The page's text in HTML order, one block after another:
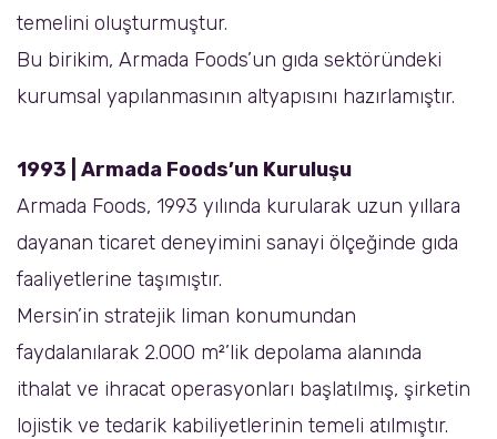
temelini oluşturmuştur.
Bu birikim, Armada Foods’un gıda sektöründeki
kurumsal yapılanmasının altyapısını hazırlamıştır.
1993 | Armada Foods’un Kuruluşu
Armada Foods, 1993 yılında kurularak uzun yıllara
dayanan ticaret deneyimini sanayi ölçeğinde gıda
faaliyetlerine taşımıştır.
Mersin’in stratejik liman konumundan
faydalanılarak 2.000 m²’lik depolama alanında
ithalat ve ihracat operasyonları başlatılmış, şirketin
lojistik ve tedarik kabiliyetlerinin temeli atılmıştır.